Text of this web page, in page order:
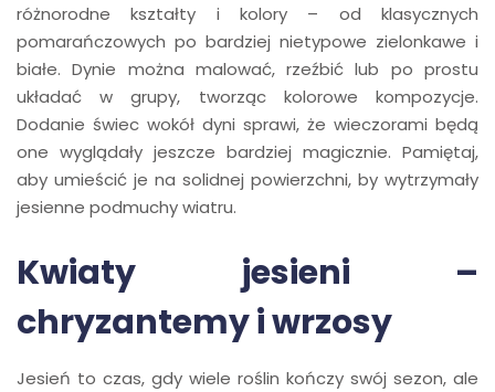
różnorodne kształty i kolory – od klasycznych
pomarańczowych po bardziej nietypowe zielonkawe i
białe. Dynie można malować, rzeźbić lub po prostu
układać w grupy, tworząc kolorowe kompozycje.
Dodanie świec wokół dyni sprawi, że wieczorami będą
one wyglądały jeszcze bardziej magicznie. Pamiętaj,
aby umieścić je na solidnej powierzchni, by wytrzymały
jesienne podmuchy wiatru.
Kwiaty jesieni –
chryzantemy i wrzosy
Jesień to czas, gdy wiele roślin kończy swój sezon, ale